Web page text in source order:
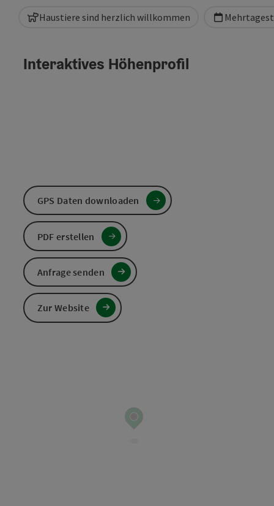
Haustiere sind herzlich willkommen
Interaktives Höhenprofil
GPS Daten downloaden
PDF erstellen
Anfrage senden
Zur Website